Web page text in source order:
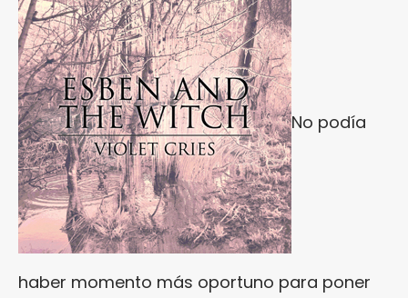
No podía
haber momento más oportuno para poner